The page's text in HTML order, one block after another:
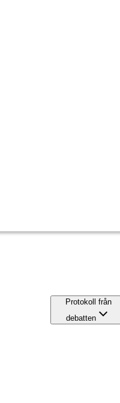
Protokoll från
debatten